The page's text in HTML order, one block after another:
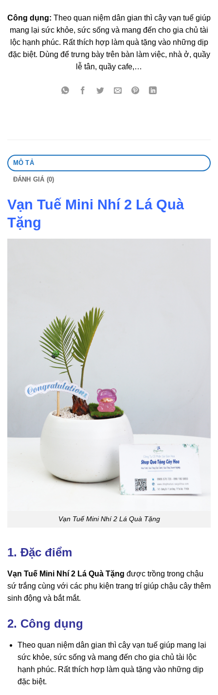
Công dụng: Theo quan niệm dân gian thì cây vạn tuế giúp
mang lại sức khỏe, sức sống và mang đến cho gia chủ tài
lộc hạnh phúc. Rất thích hợp làm quà tặng vào những dịp
đặc biệt. Dùng để trưng bày trên bàn làm việc, nhà ở, quầy
lễ tân, quầy cafe,…
MÔ TẢ
ĐÁNH GIÁ (0)
Vạn Tuế Mini Nhí 2 Lá Quà
Tặng
Vạn Tuế Mini Nhí 2 Lá Quà Tặng
1. Đặc điểm
Vạn Tuế Mini Nhí 2 Lá Quà Tặng được trồng trong chậu
sứ trắng cùng với các phụ kiện trang trí giúp chậu cây thêm
sinh động và bắt mắt.
2. Công dụng
Theo quan niệm dân gian thì cây vạn tuế giúp mang lại
sức khỏe, sức sống và mang đến cho gia chủ tài lộc
hạnh phúc. Rất thích hợp làm quà tặng vào những dịp
đặc biệt.